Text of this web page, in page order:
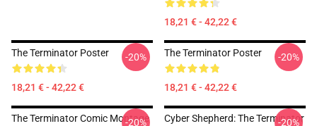
18,21 € - 42,22 €
The Terminator Poster
18,21 € - 42,22 €
-20% The Terminator Poster
18,21 € - 42,22 €
-20%
The Terminator Comic Montage
-20%
Cyber Shepherd: The Terminator
-20%